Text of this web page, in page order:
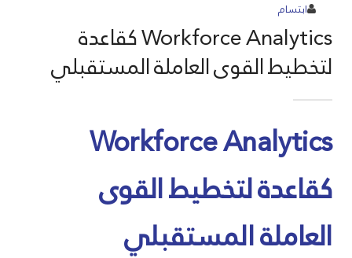
ابتسام
Workforce Analytics كقاعدة
لتخطيط القوى العاملة المستقبلي
Workforce Analytics
كقاعدة لتخطيط القوى
العاملة المستقبلي